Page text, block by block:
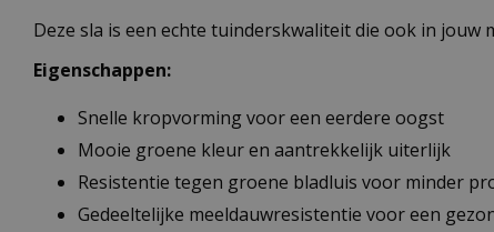
Deze sla is een echte tuinderskwaliteit die ook in
Eigenschappen:
Snelle kropvorming voor een eerdere oogst
Mooie groene kleur en aantrekkelijk uiterlijk
Resistentie tegen groene bladluis voor minder
Gedeeltelijke meeldauwresistentie voor een